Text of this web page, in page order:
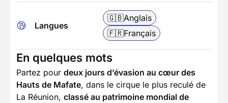
Langues
🇬🇧Anglais
🇫🇷Français
En quelques mots
Partez pour deux jours d’évasion au cœur des
Hauts de Mafate, dans le cirque le plus reculé de
La Réunion, classé au patrimoine mondial de